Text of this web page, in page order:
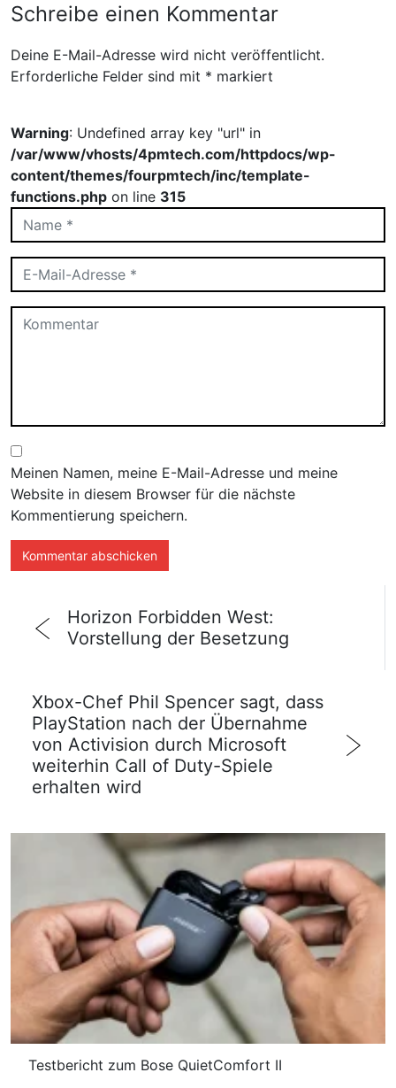
Schreibe einen Kommentar
Deine E-Mail-Adresse wird nicht veröffentlicht.
Erforderliche Felder sind mit * markiert
Warning: Undefined array key "url" in
/var/www/vhosts/4pmtech.com/httpdocs/wp-
content/themes/fourpmtech/inc/template-
functions.php on line 315
Meinen Namen, meine E-Mail-Adresse und meine
Website in diesem Browser für die nächste
Kommentierung speichern.
Horizon Forbidden West:
Vorstellung der Besetzung
Xbox-Chef Phil Spencer sagt, dass
PlayStation nach der Übernahme
von Activision durch Microsoft
weiterhin Call of Duty-Spiele
erhalten wird
Testbericht zum Bose QuietComfort II